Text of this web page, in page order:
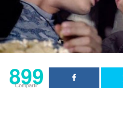
899
Compartir